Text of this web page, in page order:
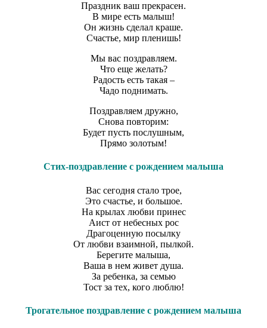
Праздник ваш прекрасен.
В мире есть малыш!
Он жизнь сделал краше.
Счастье, мир пленишь!
Мы вас поздравляем.
Что еще желать?
Радость есть такая –
Чадо поднимать.
Поздравляем дружно,
Снова повторим:
Будет пусть послушным,
Прямо золотым!
Стих-поздравление с рождением малыша
Вас сегодня стало трое,
Это счастье, и большое.
На крылах любви принес
Аист от небесных рос
Драгоценную посылку
От любви взаимной, пылкой.
Берегите малыша,
Ваша в нем живет душа.
За ребенка, за семью
Тост за тех, кого люблю!
Трогательное поздравление с рождением малыша